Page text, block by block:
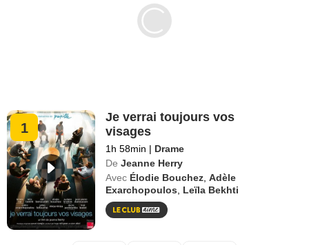
1
Je verrai toujours vos
visages
1h 58min | Drame
De Jeanne Herry
Avec Élodie Bouchez ,Adèle
Exarchopoulos
Leïla Bekhti